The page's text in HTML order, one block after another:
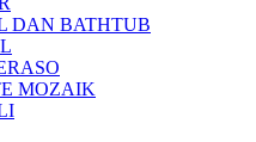
DAN BATHTUB
MOZAIK